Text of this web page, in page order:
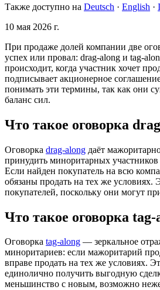
Также доступно на Deutsch · English ·
10 мая 2026 г.
При продаже долей компании две
успех или провал: drag-along и tag-
происходит, когда участник хочет
подписывает акционерное
понимать эти термины, так как они
баланс сил.
Что такое оговорка
Оговорка drag-along даёт
принудить миноритарных
Если найден покупатель на всю
обязаны продать на тех же условиях.
покупателей, поскольку они могут
Что такое оговорка tag-
Оговорка tag-along — зеркальное
миноритариев: если мажоритарий
вправе продать на тех же условиях.
единолично получить выгодную
меньшинство с новым, возможно